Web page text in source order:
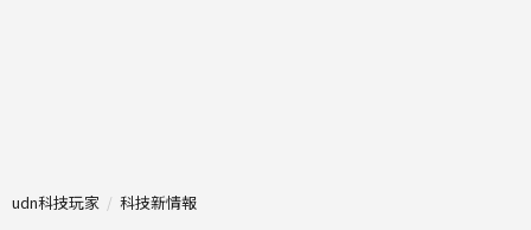
udn科技玩家 科技新情報